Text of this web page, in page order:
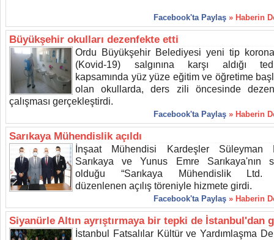
Facebook'ta Paylaş » Haberin
Büyükşehir okulları dezenfekte etti
Ordu Büyükşehir Belediyesi yeni tip
(Kovid-19) salgınına karşı aldığı
kapsamında yüz yüze eğitim ve öğretime
olan okullarda, ders zili öncesinde
çalışması gerçekleştirdi.
Facebook'ta Paylaş » Haberin
Sarıkaya Mühendislik açıldı
İnşaat Mühendisi Kardeşler Süleyman
Sarıkaya ve Yunus Emre Sarıkaya'nın
olduğu “Sarıkaya Mühendislik Ltd.
düzenlenen açılış töreniyle hizmete girdi.
Facebook'ta Paylaş » Haberin
Siyanürle Altın ayrıştırmaya bir tepki de İstanbul'dan
İstanbul Fatsalılar Kültür ve Yardımlaşma